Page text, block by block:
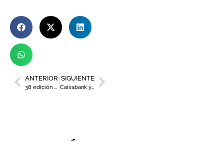
ANTERIOR
38 edición de la Feria de Artesanía de la Región de Murcia
SIGUIENTE
Caixabank y Élite Murcia, comprometidos con la RSC